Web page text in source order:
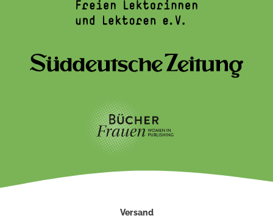
Versand